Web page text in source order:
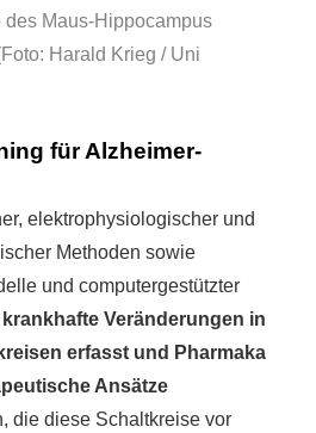
Maus-Hippocampus
Harald Krieg / Uni
für Alzheimer-
elektrophysiologischer und
Methoden sowie
und computergestützter
krankhafte Veränderungen in
erfasst und Pharmaka
Ansätze
die diese Schaltkreise vor